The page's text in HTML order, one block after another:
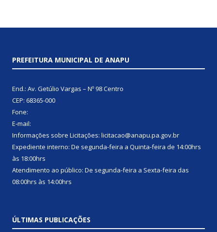
PREFEITURA MUNICIPAL DE ANAPU
End.: Av. Getúlio Vargas – Nº 98 Centro
CEP: 68365-000
Fone:
E-mail:
Informações sobre Licitações: licitacao@anapu.pa.gov.br
Expediente interno: De segunda-feira a Quinta-feira de 14:00hrs
às 18:00hrs
Atendimento ao público: De segunda-feira a Sexta-feira das
08:00hrs às 14:00hrs
ÚLTIMAS PUBLICAÇÕES